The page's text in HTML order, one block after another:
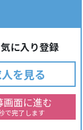
に入り登録
を見る
画面に進む
で完了します